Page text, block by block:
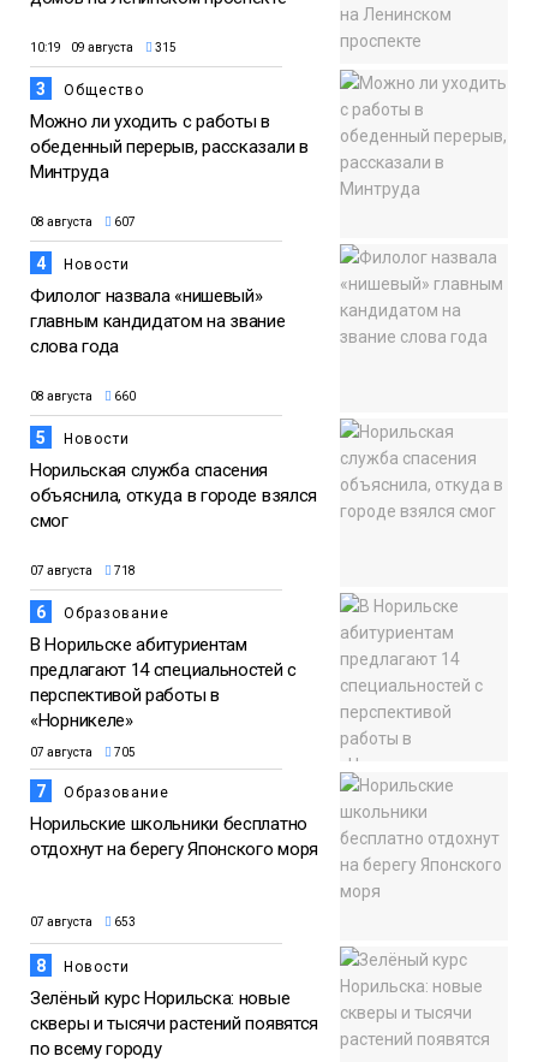
10:19 09 августа 315
3 Общество
Можно ли уходить с работы в
обеденный перерыв, рассказали в
Минтруда
08 августа 607
4 Новости
Филолог назвала «нишевый»
главным кандидатом на звание
слова года
08 августа 660
5 Новости
Норильская служба спасения
объяснила, откуда в городе взялся
смог
07 августа 718
6 Образование
В Норильске абитуриентам
предлагают 14 специальностей с
перспективой работы в
«Норникеле»
07 августа 705
7 Образование
Норильские школьники бесплатно
отдохнут на берегу Японского моря
07 августа 653
8 Новости
Зелёный курс Норильска: новые
скверы и тысячи растений появятся
по всему городу